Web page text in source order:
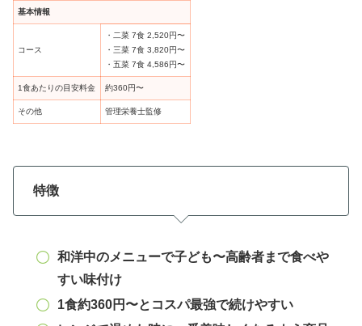
基本情報
コース
・二菜 7食 2,520円〜
・三菜 7食 3,820円〜
・五菜 7食 4,586円〜
1食あたりの目安料金 約360円〜
その他 管理栄養士監修
特徴
和洋中のメニューで子ども〜高齢者まで食べや
すい味付け
1食約360円〜とコスパ最強で続けやすい